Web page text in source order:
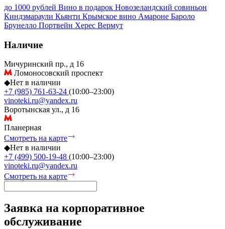
до 1000 рублей Вино в подарок Новозеландский совиньон
Киндзмараули Кьянти Крымское вино Амароне Бароло
Брунелло Портвейн Херес Вермут
Наличие
Мичуринский пр., д 16
Ломоносовский проспект
◆Нет в наличии
+7 (985) 761-63-24 (10:00–23:00)
vinoteki.ru@yandex.ru
Воротынская ул., д 16
Планерная
Смотреть на карте
◆Нет в наличии
+7 (499) 500-19-48 (10:00–23:00)
vinoteki.ru@yandex.ru
Смотреть на карте
Заявка на корпоративное
обслуживание